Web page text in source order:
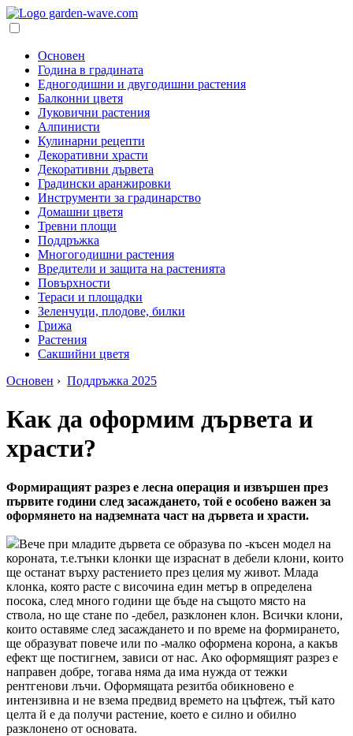
Основен
Година в градината
Едногодишни и двугодишни растения
Балконни цветя
Луковични растения
Алпинисти
Кулинарни рецепти
Декоративни храсти
Декоративни дървета
Градински аранжировки
Инструменти за градинарство
Домашни цветя
Тревни площи
Поддръжка
Многогодишни растения
Вредители и защита на растенията
Повърхности
Тераси и площадки
Зеленчуци, плодове, билки
Грижа
Растения
Сакшийни цветя
Основен › Поддръжка 2025
Как да оформим дървета и
храсти?
Формиращият разрез е лесна операция и извършен през
първите години след засаждането, той е особено важен за
оформянето на надземната част на дървета и храсти.
Вече при младите дървета се образува по -късен модел на
короната, т.е.тънки клонки ще израснат в дебели клони, които
ще останат върху растението през целия му живот. Млада
клонка, която расте с височина един метър в определена
посока, след много години ще бъде на същото място на
ствола, но ще стане по -дебел, разклонен клон. Всички клони,
които оставяме след засаждането и по време на формирането,
ще образуват повече или по -малко оформена корона, а какъв
ефект ще постигнем, зависи от нас. Ако оформящият разрез е
направен добре, тогава няма да има нужда от тежки
рентгенови лъчи. Оформящата резитба обикновено е
интензивна и не взема предвид времето на цъфтеж, тъй като
целта й е да получи растение, което е силно и обилно
разклонено от основата.